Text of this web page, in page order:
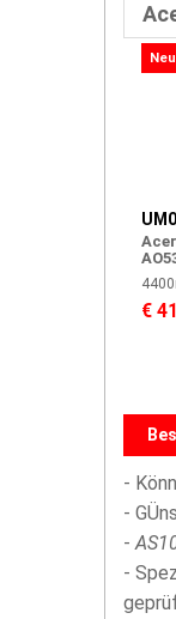
Neu
€
-
-
-
-